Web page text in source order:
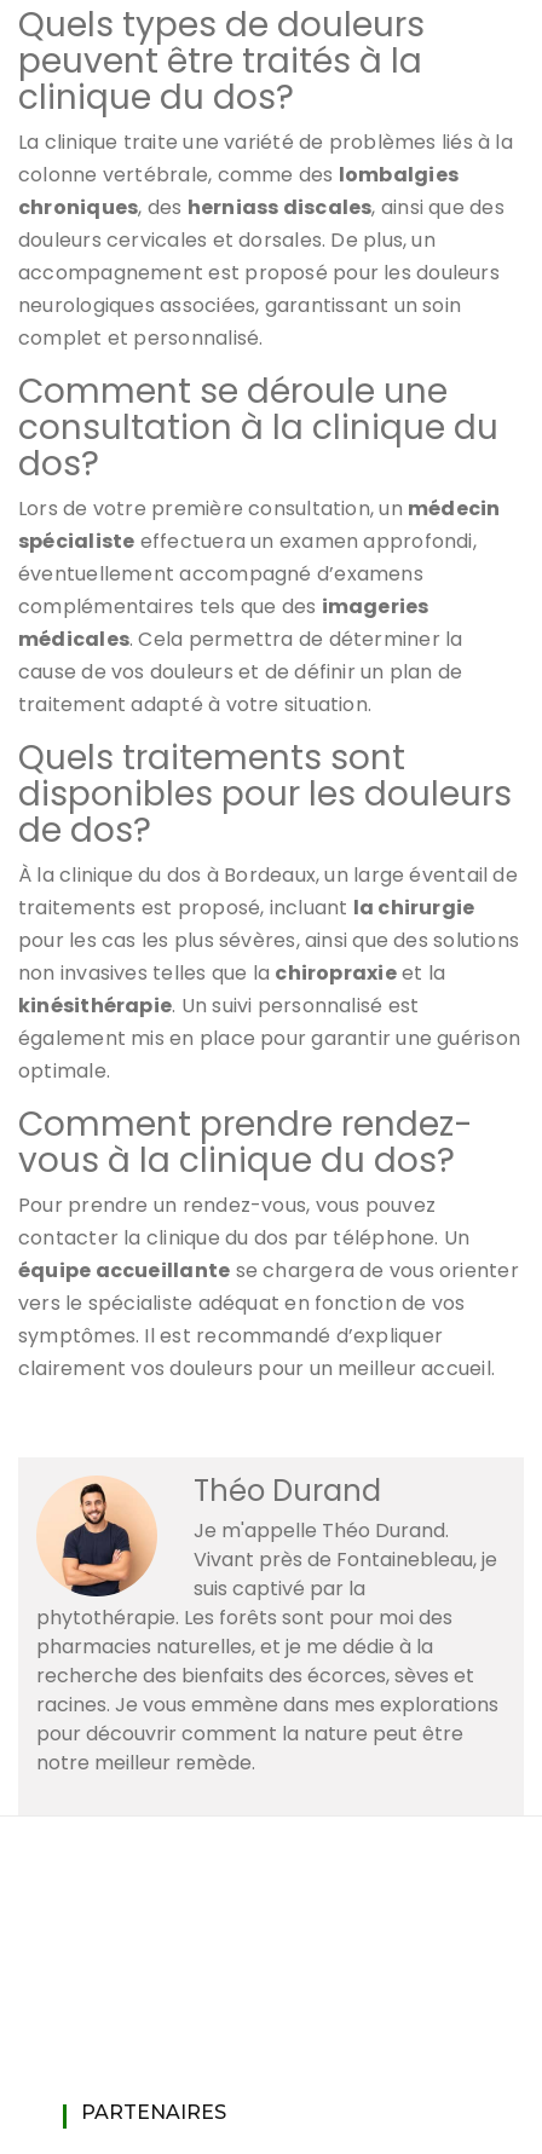
Quels types de douleurs
peuvent être traités à la
clinique du dos?
La clinique traite une variété de problèmes liés à la
colonne vertébrale, comme des lombalgies
chroniques, des herniass discales, ainsi que des
douleurs cervicales et dorsales. De plus, un
accompagnement est proposé pour les douleurs
neurologiques associées, garantissant un soin
complet et personnalisé.
Comment se déroule une
consultation à la clinique du
dos?
Lors de votre première consultation, un médecin
spécialiste effectuera un examen approfondi,
éventuellement accompagné d’examens
complémentaires tels que des imageries
médicales. Cela permettra de déterminer la
cause de vos douleurs et de définir un plan de
traitement adapté à votre situation.
Quels traitements sont
disponibles pour les douleurs
de dos?
À la clinique du dos à Bordeaux, un large éventail de
traitements est proposé, incluant la chirurgie
pour les cas les plus sévères, ainsi que des solutions
non invasives telles que la chiropraxieet la
kinésithérapie. Un suivi personnalisé est
également mis en place pour garantir une guérison
optimale.
Comment prendre rendez-
vous à la clinique du dos?
Pour prendre un rendez-vous, vous pouvez
contacter la clinique du dos par téléphone. Un
équipe accueillante se chargera de vous orienter
vers le spécialiste adéquat en fonction de vos
symptômes. Il est recommandé d’expliquer
clairement vos douleurs pour un meilleur accueil.
Théo Durand
Je m'appelle Théo Durand.
Vivant près de Fontainebleau, je
suis captivé par la
phytothérapie. Les forêts sont pour moi des
pharmacies naturelles, et je me dédie à la
recherche des bienfaits des écorces, sèves et
racines. Je vous emmène dans mes explorations
pour découvrir comment la nature peut être
notre meilleur remède.
PARTENAIRES